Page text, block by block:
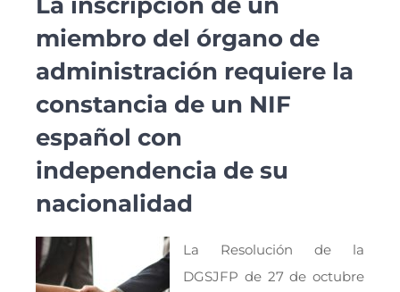
miembro del órgano de
administración requiere la
constancia de un NIF
español con
independencia de su
nacionalidad
La Resolución de la
DGSJFP de 27 de octubre